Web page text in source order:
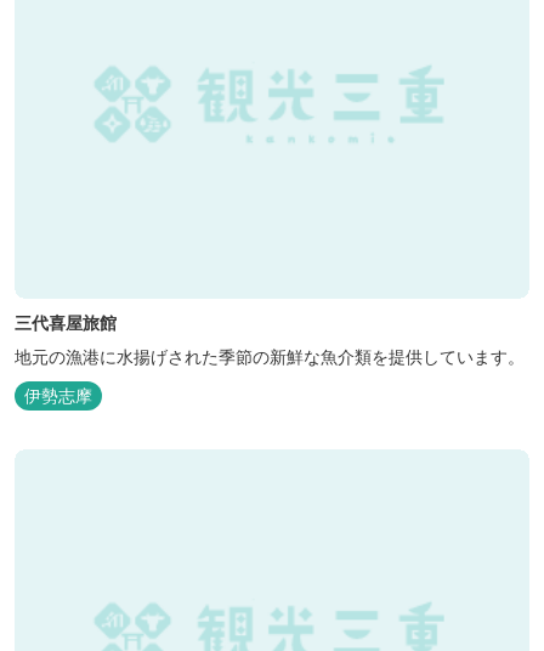
三代喜屋旅館
地元の漁港に水揚げされた季節の新鮮な魚介類を提供しています。
伊勢志摩